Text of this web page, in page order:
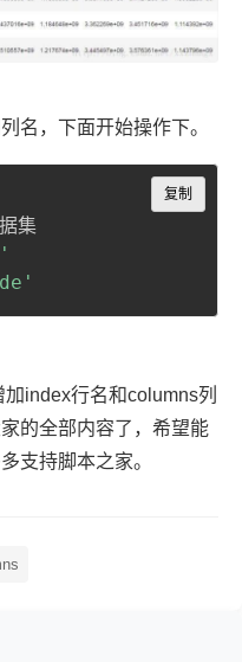
名，下面开始操作下。
集
复制
Copy
index行名和columns列
的全部内容了，希望能
支持脚本之家。